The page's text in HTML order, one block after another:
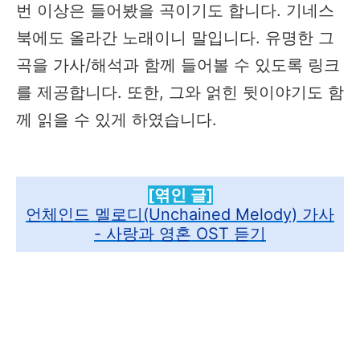
번 이상은 들어봤을 곡이기도 합니다. 기네스
북에도 올라간 노래이니 말입니다. 유명한 그
곡을 가사/해석과 함께 들어볼 수 있도록 링크
를 제공합니다. 또한, 그와 얽힌 뒷이야기도 함
께 읽을 수 있게 하였습니다.
[엮인 글]
언체인드 멜로디(Unchained Melody) 가사
- 사랑과 영혼 OST 듣기